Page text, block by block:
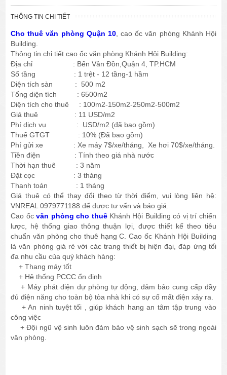
THÔNG TIN CHI TIẾT
Cho thuê văn phòng Quận 10, cao ốc văn phòng Khánh Hội
Building.
Thông tin chi tiết cao ốc văn phòng Khánh Hội Building:
Địa chỉ : Bến Vân Đồn,Quận 4, TP.HCM
Số tầng : 1 trệt - 12 tầng-1 hầm
Diện tích sàn : 500 m2
Tổng diện tích : 6500m2
Diện tích cho thuê : 100m2-150m2-250m2-500m2
Giá thuê : 11 USD/m2
Phí dịch vụ : USD/m2 (đã bao gồm)
Thuế GTGT : 10% (Đã bao gồm)
Phí gửi xe : Xe máy 7$/xe/tháng, Xe hơi 70$/xe/tháng.
Tiền điện : Tính theo giá nhà nước
Thời hạn thuê : 3 năm
Đặt cọc : 3 tháng
Thanh toán : 1 tháng
Giá thuê có thể thay đổi theo từ thời điểm, vui lòng liên hệ:
VNREAL 0979771188 để được tư vấn và báo giá.
Cao ốcvăn phòng cho thuêKhánh Hội Building có vị trí chiến
lược, hệ thống giao thông thuận lợi, được thiết kế theo tiêu
chuẩn văn phòng cho thuê hạng C. Cao ốc Khánh Hội Building
là văn phòng giá rẻ với các trang thiết bị hiện đại, đáp ứng tối
đa nhu cầu của quý khách hàng:
+ Thang máy tốt
+ Hệ thống PCCC ổn định
+ Máy phát điện dự phòng tự động, đảm bảo cung cấp đầy
đủ điện năng cho toàn bộ tòa nhà khi có sự cố mất điện xảy ra.
+ An ninh tuyệt tối , giúp khách hang an tâm tập trung vào
công việc
+ Đội ngũ vệ sinh luôn đảm bảo vệ sinh sạch sẽ trong ngoài
văn phòng.